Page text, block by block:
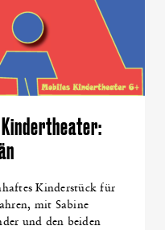
Kindertheater:
Kinderstück für
mit Sabine
und den beiden